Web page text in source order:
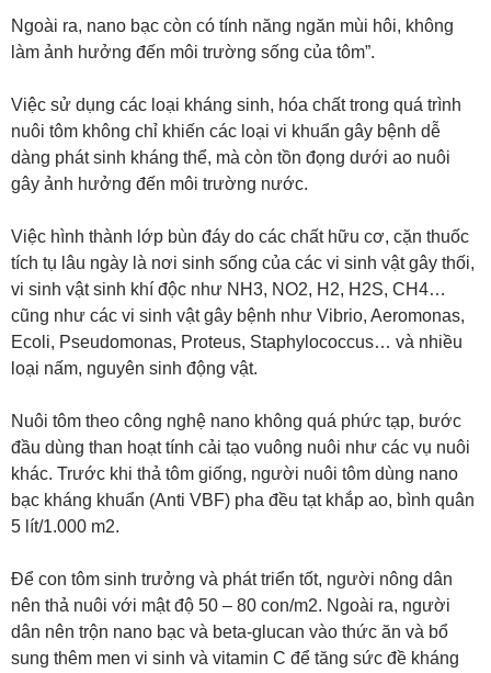
Ngoài ra, nano bạc còn có tính năng ngăn mùi hôi, không
làm ảnh hưởng đến môi trường sống của tôm”.
Việc sử dụng các loại kháng sinh, hóa chất trong quá trình
nuôi tôm không chỉ khiến các loại vi khuẩn gây bệnh dễ
dàng phát sinh kháng thể, mà còn tồn đọng dưới ao nuôi
gây ảnh hưởng đến môi trường nước.
Việc hình thành lớp bùn đáy do các chất hữu cơ, cặn thuốc
tích tụ lâu ngày là nơi sinh sống của các vi sinh vật gây thối,
vi sinh vật sinh khí độc như NH3, NO2, H2, H2S, CH4…
cũng như các vi sinh vật gây bệnh như Vibrio, Aeromonas,
Ecoli, Pseudomonas, Proteus, Staphylococcus… và nhiều
loại nấm, nguyên sinh động vật.
Nuôi tôm theo công nghệ nano không quá phức tạp, bước
đầu dùng than hoạt tính cải tạo vuông nuôi như các vụ nuôi
khác. Trước khi thả tôm giống, người nuôi tôm dùng nano
bạc kháng khuẩn (Anti VBF) pha đều tạt khắp ao, bình quân
5 lít/1.000 m2.
Để con tôm sinh trưởng và phát triển tốt, người nông dân
nên thả nuôi với mật độ 50 – 80 con/m2. Ngoài ra, người
dân nên trộn nano bạc và beta-glucan vào thức ăn và bổ
sung thêm men vi sinh và vitamin C để tăng sức đề kháng